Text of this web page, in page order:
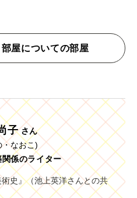
屋についての部屋
子 さん
・なおこ)
係のライター
史』（池上英洋さんとの共